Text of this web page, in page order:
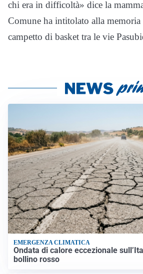
chi era in difficoltà» dice la
Comune ha intitolato alla
campetto di basket tra le vie
EMERGENZA CLIMATICA
Ondata di calore eccezionale
bollino rosso